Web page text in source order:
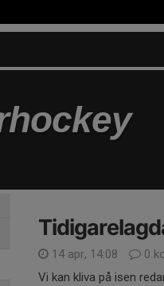
14 apr, 14:08
0
Vi kan kliva på isen